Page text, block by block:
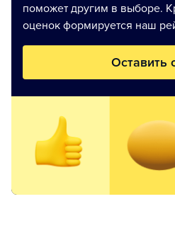
поможет другим в выборе.
оценок формируется наш
Оставить